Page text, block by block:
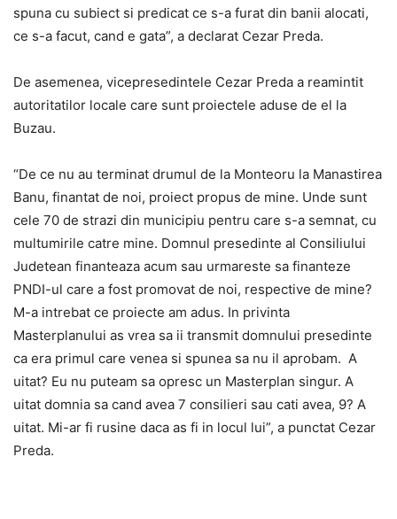
spuna cu subiect si predicat ce s-a furat din banii alocati,
ce s-a facut, cand e gata”, a declarat Cezar Preda.
De asemenea, vicepresedintele Cezar Preda a reamintit
autoritatilor locale care sunt proiectele aduse de el la
Buzau.
“De ce nu au terminat drumul de la Monteoru la Manastirea
Banu, finantat de noi, proiect propus de mine. Unde sunt
cele 70 de strazi din municipiu pentru care s-a semnat, cu
multumirile catre mine. Domnul presedinte al Consiliului
Judetean finanteaza acum sau urmareste sa finanteze
PNDI-ul care a fost promovat de noi, respective de mine?
M-a intrebat ce proiecte am adus. In privinta
Masterplanului as vrea sa ii transmit domnului presedinte
ca era primul care venea si spunea sa nu il aprobam. A
uitat? Eu nu puteam sa opresc un Masterplan singur. A
uitat domnia sa cand avea 7 consilieri sau cati avea, 9? A
uitat. Mi-ar fi rusine daca as fi in locul lui”, a punctat Cezar
Preda.